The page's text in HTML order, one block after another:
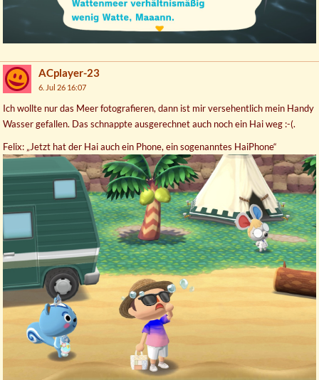
ACplayer-23
6. Jul 26 16:07
Ich wollte nur das Meer fotografieren, dann ist mir versehentlich mein Handy
Wasser gefallen. Das schnappte ausgerechnet auch noch ein Hai weg :-(.
Felix: „Jetzt hat der Hai auch ein Phone, ein sogenanntes HaiPhone“